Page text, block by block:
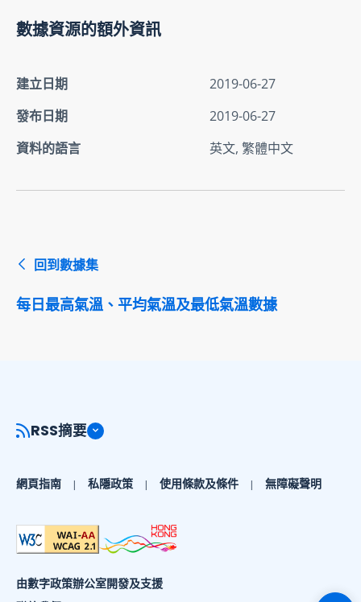
數據資源的額外資訊
建立日期
2019-06-27
發布日期
2019-06-27
資料的語言
英文, 繁體中文
回到數據集
每日最高氣溫、平均氣溫及最低氣溫數據
RSS摘要
網頁指南 私隱政策 使用條款及條件 無障礙聲明
由數字政策辦公室開發及支援